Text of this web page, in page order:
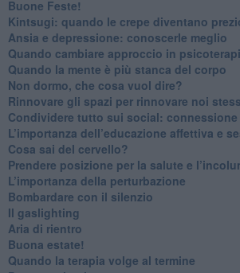
​Buone Feste!
​Kintsugi: quando le crepe diventano
Ansia e depressione: conoscerle meglio
Quando cambiare approccio in
​Quando la mente è più stanca del corpo
Non dormo, che cosa vuol dire?
​Rinnovare gli spazi per rinnovare noi
​Condividere tutto sui social:
​L’importanza dell’educazione affettiva e
​Cosa sai del cervello?
Prendere posizione per la salute e
L’importanza della perturbazione
​Bombardare con il silenzio
Il gaslighting
Aria di rientro
Buona estate!
​Quando la terapia volge al termine